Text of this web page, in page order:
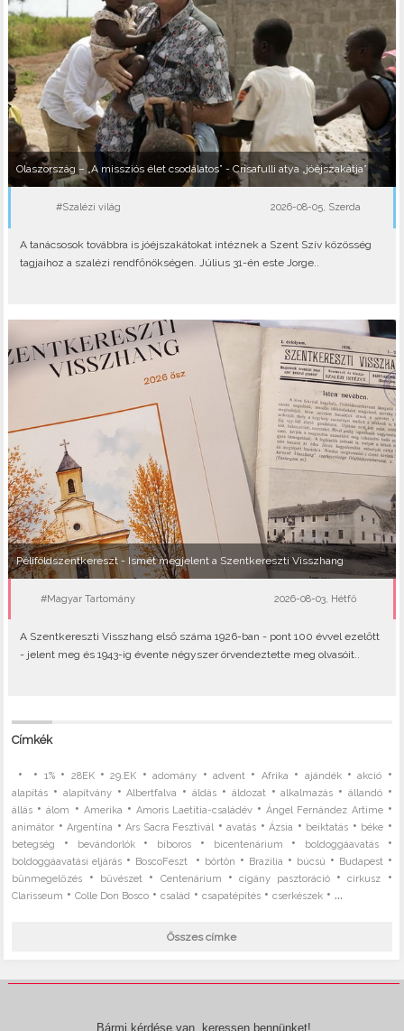
Olaszország – „A missziós élet csodálatos” - Crisafulli atya „jóéjszakátja”
#Szalézi világ 2026-08-05, Szerda
A tanácsosok továbbra is jóéjszakátokat intéznek a Szent Szív közösség
tagjaihoz a szalézi rendfőnökségen. Július 31-én este Jorge..
Péliföldszentkereszt - Ismét megjelent a Szentkereszti Visszhang
#Magyar Tartomány 2026-08-03, Hétfő
A Szentkereszti Visszhang első száma 1926-ban - pont 100 évvel ezelőtt
- jelent meg és 1943-ig évente négyszer örvendeztette meg olvasóit..
Címkék
• • 1%• 28EK•29.EK •adomány •advent • Afrika • ajándék•akció •
alapítás • alapítvány•Albertfalva •áldás • áldozat•alkalmazás • állandó•
állás •álom • Amerika • Amoris Laetitia-családév •Ángel Fernández Artime•
animátor •Argentína •Ars Sacra Fesztivál •avatás •Ázsia • beiktatás • béke •
betegség • bevándorlók• bíboros • bicentenárium • boldoggáavatás•
boldoggáavatási eljárás • BoscoFeszt • börtön • Brazília • búcsú • Budapest•
bűnmegelőzés • bűvészet• Centenárium •cigány pasztoráció•cirkusz •
Clarisseum •Colle Don Bosco •család •csapatépítés •cserkészek • ...
Összes címke
Bármi kérdése van, keressen bennünket!